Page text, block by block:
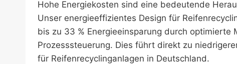
Hohe Energiekosten sind eine bedeutende
Unser energieeffizientes Design für
bis zu 33 % Energieeinsparung durch
Prozesssteuerung. Dies führt direkt zu
für Reifenrecyclinganlagen in Deutschland.